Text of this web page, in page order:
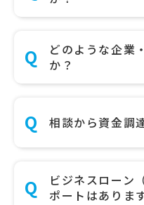
どのような企業
か？
相談から資金調
ビジネスローン
ポートはありま